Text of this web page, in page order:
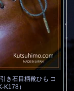
き石目柄靴ひも コ
）